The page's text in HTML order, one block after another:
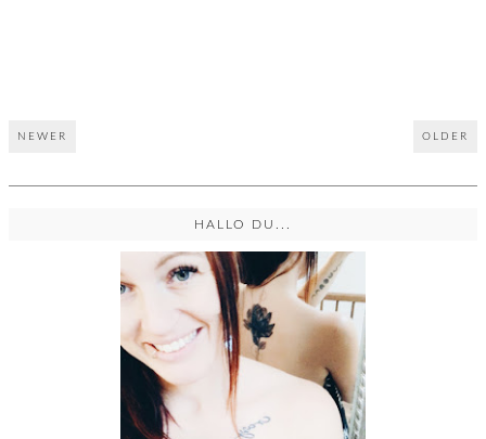
NEWER OLDER
HALLO DU...